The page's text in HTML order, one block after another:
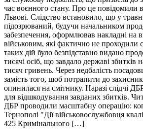
час воєнного стану. Про це повідомили
Львові. Слідство встановило, що у
підозрюваний, будучи начальником
забезпечення, оформлював накладні на
військовим, які фактично не проходили
таких дій було безпідставно видано
тисячі осіб, що завдало державі
тисяч гривень. Через недбалість
замість того, щоб потрапити до
опинилася на смітнику. Наразі слідчі
для відшкодування завданих збитків.
ДБР проводили масштабну операцію:
Тернополі "Дії військовослужбовця
425 Кримінального […]